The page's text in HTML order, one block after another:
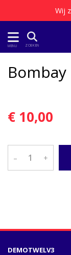
Wij
MENU ZOEKEN
Bombay
€ 10,00
– +
DEMOTWELV3